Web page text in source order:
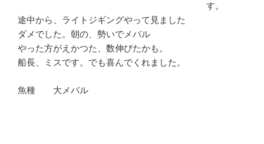
す。
途中から、ライトジギングやって見ました
ダメでした。朝の、勢いでメバル
やった方がえかつた、数伸びたかも。
船長、ミスです。でも喜んでくれました。
魚種 大メバル